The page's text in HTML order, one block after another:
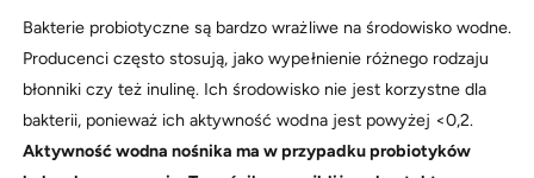
Bakterie probiotyczne są bardzo wrażliwe na środowisko wodne.
Producenci często stosują, jako wypełnienie różnego rodzaju
błonniki czy też inulinę. Ich środowisko nie jest korzystne dla
bakterii, ponieważ ich aktywność wodna jest powyżej <0,2.
Aktywność wodna nośnika ma w przypadku probiotyków